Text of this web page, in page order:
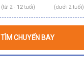
(từ 2 - 12 tuổi) (dưới 2 tuổi)
TÌM CHUYẾN BAY